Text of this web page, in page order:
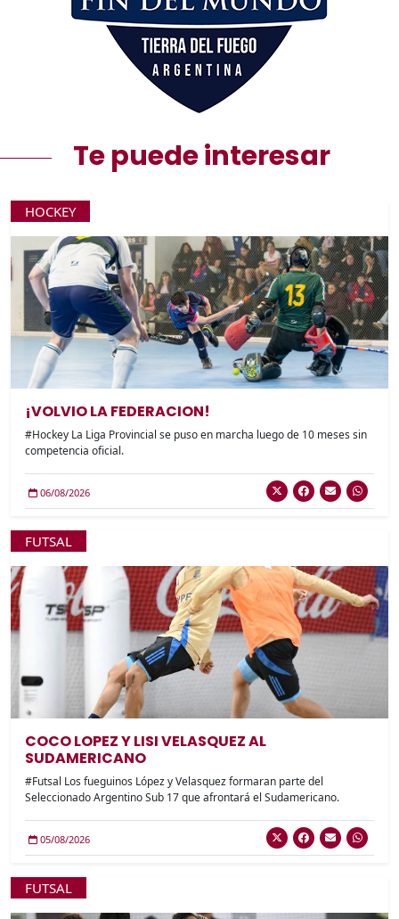
Te puede interesar
HOCKEY
¡VOLVIO LA FEDERACION!
#Hockey La Liga Provincial se puso en marcha luego de 10 meses sin
competencia oficial.
06/08/2026
FUTSAL
COCO LOPEZ Y LISI VELASQUEZ AL
SUDAMERICANO
#Futsal Los fueguinos López y Velasquez formaran parte del
Seleccionado Argentino Sub 17 que afrontará el Sudamericano.
05/08/2026
FUTSAL